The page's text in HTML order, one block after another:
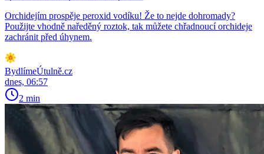
Orchidejím prospěje peroxid vodíku! Že to nejde dohromady?
Použijte vhodně naředěný roztok, tak můžete chřadnoucí orchideje
zachránit před úhynem.
BydlímeÚtulně.cz
dnes, 06:57
2 min